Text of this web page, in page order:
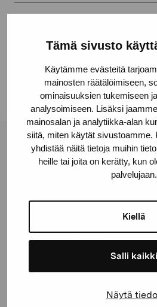
Tämä sivusto
Käytämme evästeitä
mainosten räätälöimiseen,
ominaisuuksien tukemiseen
analysoimiseen. Lisäksi
mainosalan ja analytiikka-alan
siitä, miten käytät sivustoamme.
yhdistää näitä tietoja muihin
heille tai joita on kerätty, kun
palvelujaan.
Kiellä
Salli kaikki
Näytä
Facebook
Linkedin
Pro Artibus
+358 (0)50 371 6339